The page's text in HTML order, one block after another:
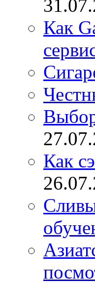
Как
Как